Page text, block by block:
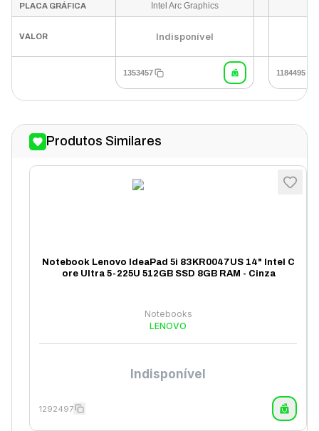
PLACA GRÁFICA Intel Arc Graphics
VALOR Indisponível
1353457 1184495
Produtos Similares
Notebook Lenovo IdeaPad 5i 83KR0047US 14" Intel C
ore Ultra 5-225U 512GB SSD 8GB RAM - Cinza
Notebooks
LENOVO
Indisponível
1292497